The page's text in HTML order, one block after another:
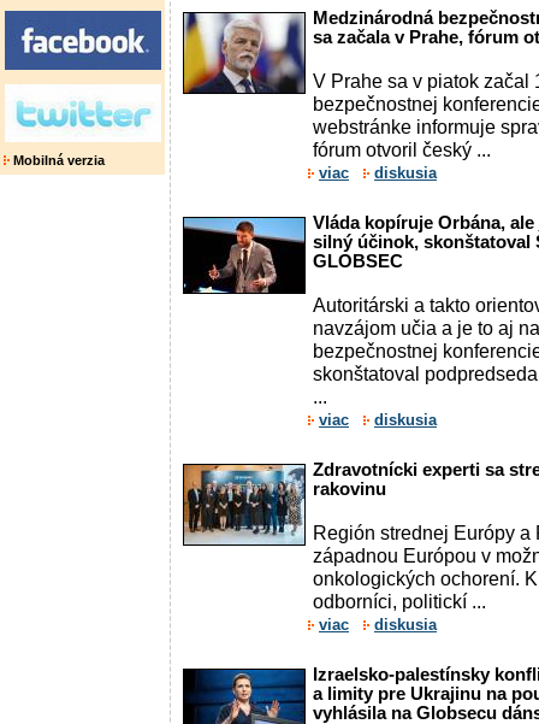
Mobilná verzia
Medzinárodná
sa začala v Prahe, fórum
V Prahe sa v piatok začal
bezpečnostnej
webstránke informuje
fórum otvoril český ...
viac diskusia
Vláda kopíruje Orbána,
silný účinok, skonštatoval
GLOBSEC
Autoritárski a takto
navzájom učia a je to aj
bezpečnostnej
skonštatoval
...
viac diskusia
Zdravotnícki experti sa
rakovinu
Región strednej Európy a
západnou Európou v
onkologických ochorení.
odborníci, politickí ...
viac diskusia
Izraelsko-palestínsky
a limity pre Ukrajinu na
vyhlásila na Globsecu